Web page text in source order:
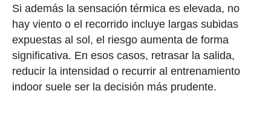
Si además la sensación térmica es elevada, no
hay viento o el recorrido incluye largas subidas
expuestas al sol, el riesgo aumenta de forma
significativa. En esos casos, retrasar la salida,
reducir la intensidad o recurrir al entrenamiento
indoor suele ser la decisión más prudente.